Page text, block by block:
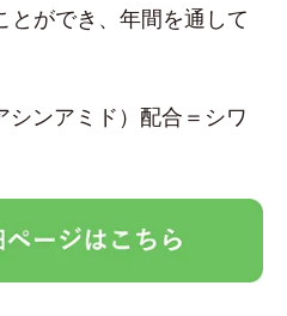
とができ、年間を通して
ンアミド）配合＝シワ